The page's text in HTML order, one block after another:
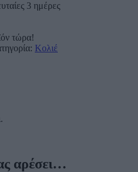
3 ημέρες
τώρα!
Κολιέ
αρέσει…